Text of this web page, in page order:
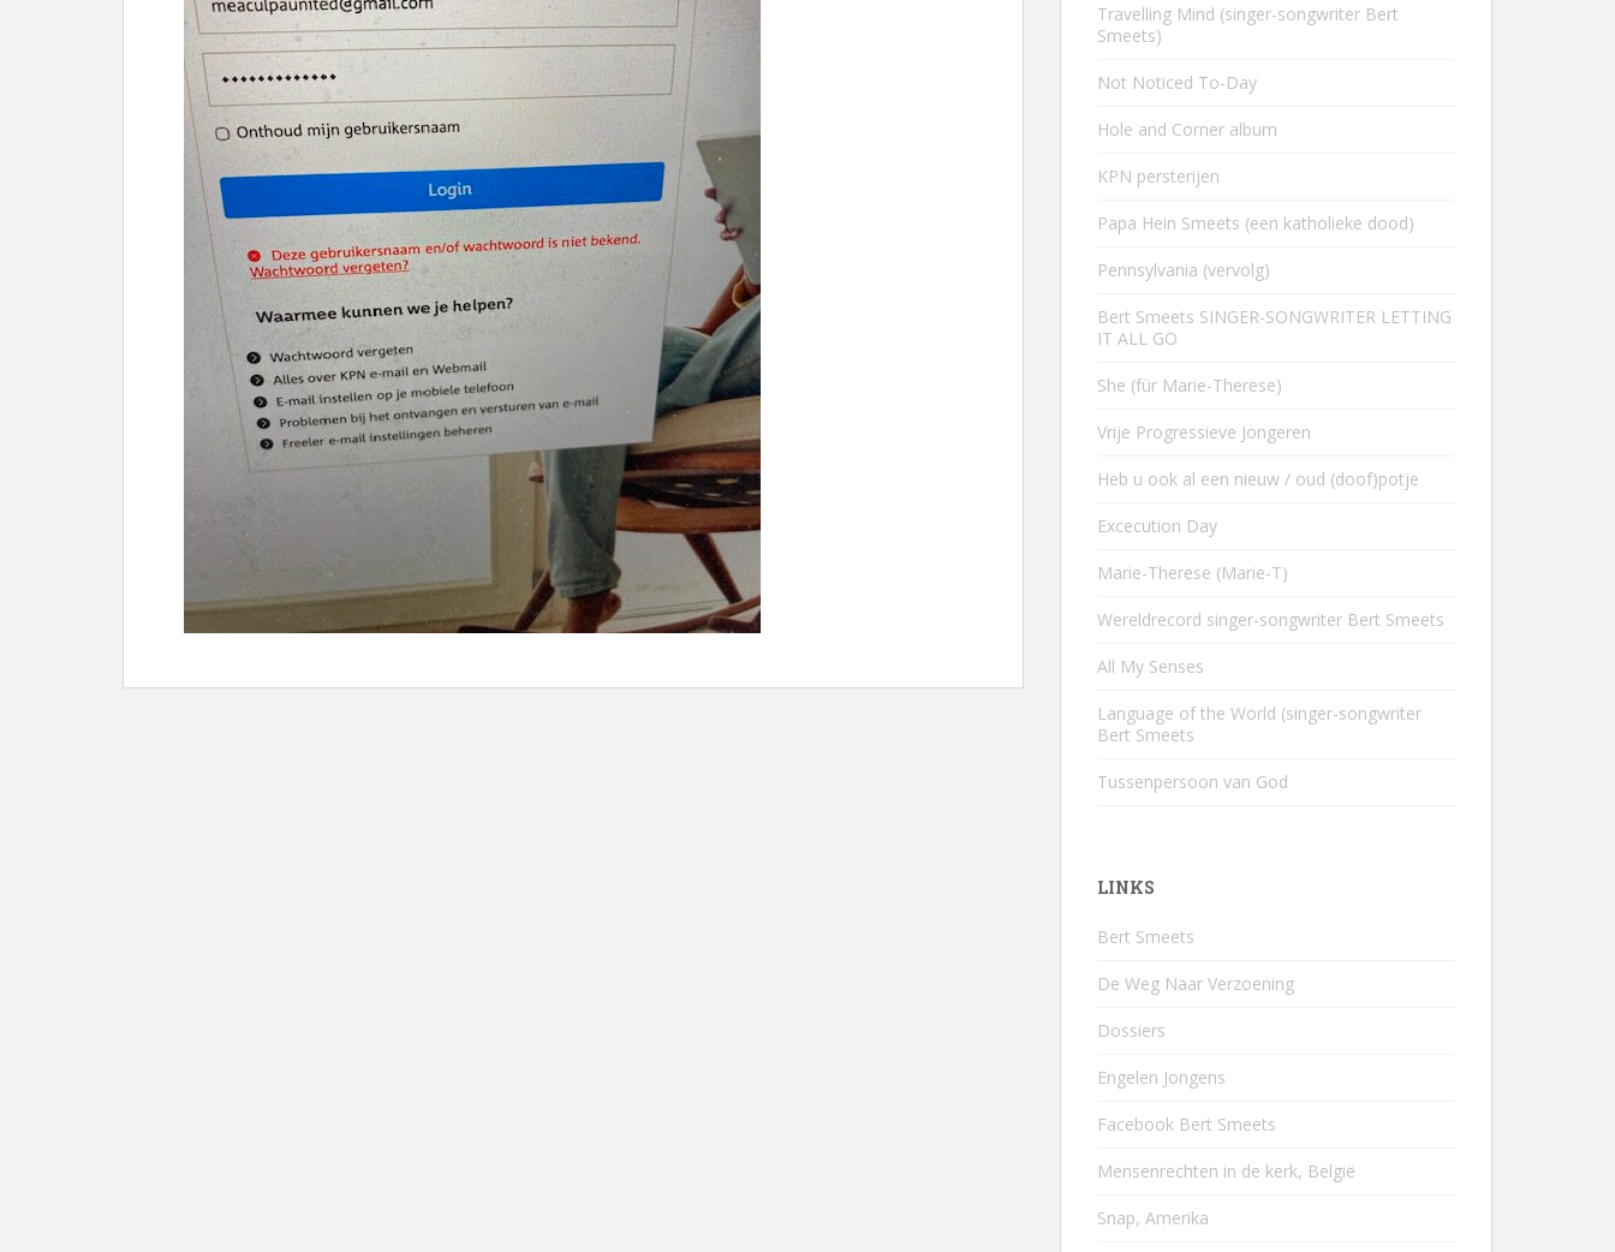
Travelling Mind (singer-songwriter Bert
Smeets)
Not Noticed To-Day
Hole and Corner album
KPN persterijen
Papa Hein Smeets (een katholieke dood)
Pennsylvania (vervolg)
Bert Smeets SINGER-SONGWRITER LETTING
IT ALL GO
She (für Marie-Therese)
Vrije Progressieve Jongeren
Heb u ook al een nieuw / oud (doof)potje
Excecution Day
Marie-Therese (Marie-T)
Wereldrecord singer-songwriter Bert Smeets
All My Senses
Language of the World (singer-songwriter
Bert Smeets
Tussenpersoon van God
LINKS
Bert Smeets
De Weg Naar Verzoening
Dossiers
Engelen Jongens
Facebook Bert Smeets
Mensenrechten in de kerk, België
Snap, Amerika